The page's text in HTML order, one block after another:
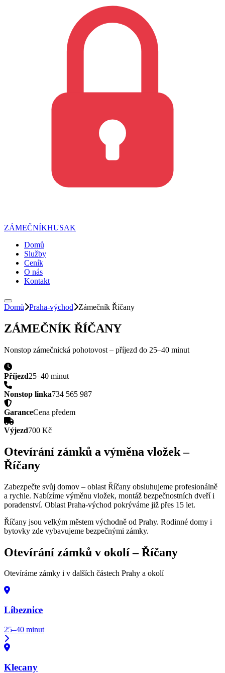
ZÁMEČNÍKHUSAK
Domů
Služby
Ceník
O nás
Kontakt
Domů Praha-východ Zámečník Říčany
ZÁMEČNÍK ŘÍČANY
Nonstop zámečnická pohotovost – příjezd do 25–40 minut
Příjezd25–40 minut
Nonstop linka734 565 987
GaranceCena předem
Výjezd700 Kč
Otevírání zámků a výměna vložek –
Říčany
Zabezpečte svůj domov – oblast Říčany obsluhujeme profesionálně
a rychle. Nabízíme výměnu vložek, montáž bezpečnostních dveří i
poradenství. Oblast Praha-východ pokrýváme již přes 15 let.
Říčany jsou velkým městem východně od Prahy. Rodinné domy i
bytovky zde vybavujeme bezpečnými zámky.
Otevírání zámků v okolí –Říčany
Otevíráme zámky i v dalších částech Prahy a okolí
Líbeznice
25–40 minut
Klecany